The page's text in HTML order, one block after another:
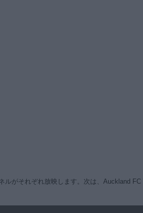
がそれぞれ放映します。次は、Auckland